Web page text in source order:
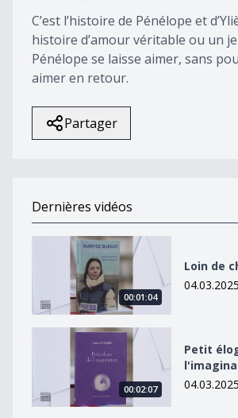
seconds
C’est l’histoire de Pénélope et
histoire d’amour véritable ou un
Pénélope se laisse aimer, sans
aimer en retour.
Partager
Dernières vidéos
Loin de chez moi
00:01:04
Loin de
04.03.2025
Petit éloge de l&#039;imagination
00:02:07
Petit
04.03.2025